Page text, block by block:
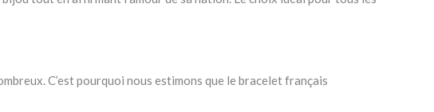
C’est pourquoi nous estimons que le bracelet français